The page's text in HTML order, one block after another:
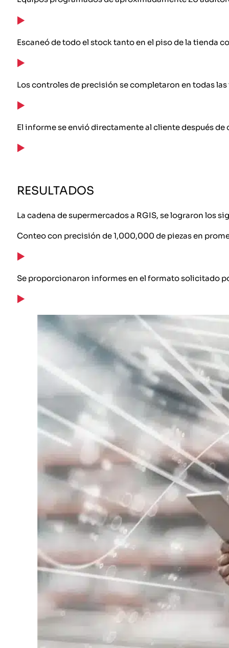
Escaneó de todo el stock tanto en el piso de la tienda
Los controles de precisión se completaron en todas
El informe se envió directamente al cliente después
RESULTADOS
La cadena de supermercados a RGIS, se lograron los
Conteo con precisión de 1,000,000 de piezas en
Se proporcionaron informes en el formato solicitado